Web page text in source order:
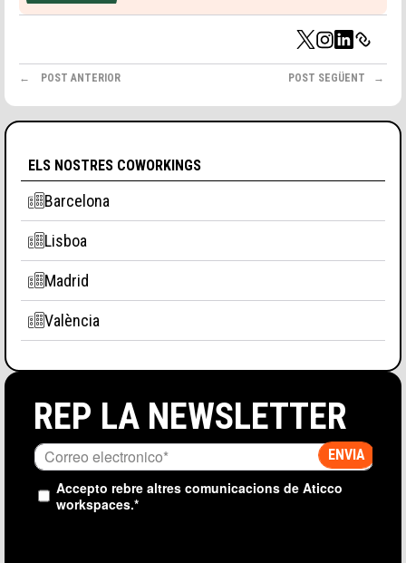
POST ANTERIOR POST SEGÜENT
ELS NOSTRES COWORKINGS
Barcelona
Lisboa
Madrid
València
REP LA NEWSLETTER
Accepto rebre altres comunicacions de Aticco
workspaces.*
Accepto laPolítica de Privacitat*